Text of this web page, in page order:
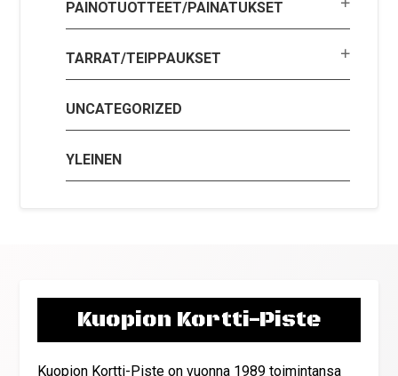
PAINOTUOTTEET/PAINATUKSET
TARRAT/TEIPPAUKSET
UNCATEGORIZED
YLEINEN
Kuopion Kortti-Piste
Kuopion Kortti-Piste on vuonna 1989 toimintansa